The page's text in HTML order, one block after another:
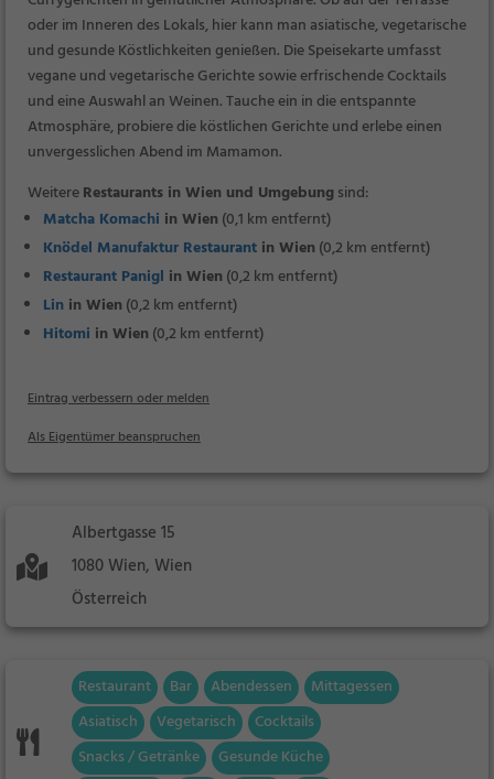
oder im Inneren des Lokals, hier kann man asiatische, vegetarische
und gesunde Köstlichkeiten genießen. Die Speisekarte umfasst
vegane und vegetarische Gerichte sowie erfrischende Cocktails
und eine Auswahl an Weinen. Tauche ein in die entspannte
Atmosphäre, probiere die köstlichen Gerichte und erlebe einen
unvergesslichen Abend im Mamamon.
WeitereRestaurants in Wien und Umgebungsind:
Matcha Komachi in Wien (0,1 km entfernt)
Knödel Manufaktur Restaurant in Wien (0,2 km entfernt)
Restaurant Panigl in Wien (0,2 km entfernt)
Lin in Wien (0,2 km entfernt)
Hitomi in Wien (0,2 km entfernt)
Eintrag verbessern oder melden
Als Eigentümer beanspruchen
Albertgasse 15
1080 Wien, Wien
Österreich
Restaurant Bar Abendessen
Mittagessen
Asiatisch
Vegetarisch
Cocktails
Snacks / Getränke
Gesunde Küche